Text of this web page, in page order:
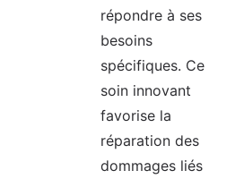
répondre à ses
besoins
spécifiques. Ce
soin innovant
favorise la
réparation des
dommages liés